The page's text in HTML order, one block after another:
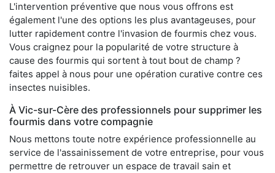
L'intervention préventive que nous vous offrons est
également l'une des options les plus avantageuses, pour
lutter rapidement contre l'invasion de fourmis chez vous.
Vous craignez pour la popularité de votre structure à
cause des fourmis qui sortent à tout bout de champ ?
faites appel à nous pour une opération curative contre ces
insectes nuisibles.
À Vic-sur-Cère des professionnels pour supprimer les
fourmis dans votre compagnie
Nous mettons toute notre expérience professionnelle au
service de l'assainissement de votre entreprise, pour vous
permettre de retrouver un espace de travail sain et